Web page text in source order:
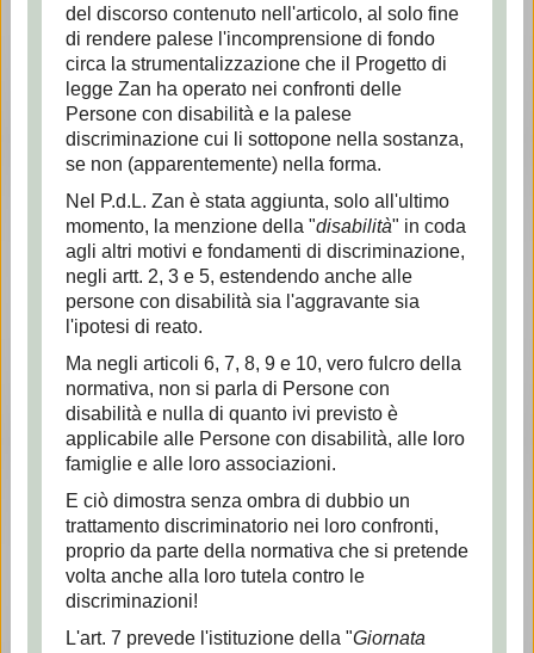
del discorso contenuto nell'articolo, al solo fine
di rendere palese l'incomprensione di fondo
circa la strumentalizzazione che il Progetto di
legge Zan ha operato nei confronti delle
Persone con disabilità e la palese
discriminazione cui li sottopone nella sostanza,
se non (apparentemente) nella forma.
Nel P.d.L. Zan è stata aggiunta, solo all'ultimo
momento, la menzione della "disabilità" in coda
agli altri motivi e fondamenti di discriminazione,
negli artt. 2, 3 e 5, estendendo anche alle
persone con disabilità sia l'aggravante sia
l'ipotesi di reato.
Ma negli articoli 6, 7, 8, 9 e 10, vero fulcro della
normativa, non si parla di Persone con
disabilità e nulla di quanto ivi previsto è
applicabile alle Persone con disabilità, alle loro
famiglie e alle loro associazioni.
E ciò dimostra senza ombra di dubbio un
trattamento discriminatorio nei loro confronti,
proprio da parte della normativa che si pretende
volta anche alla loro tutela contro le
discriminazioni!
L'art. 7 prevede l'istituzione della "Giornata